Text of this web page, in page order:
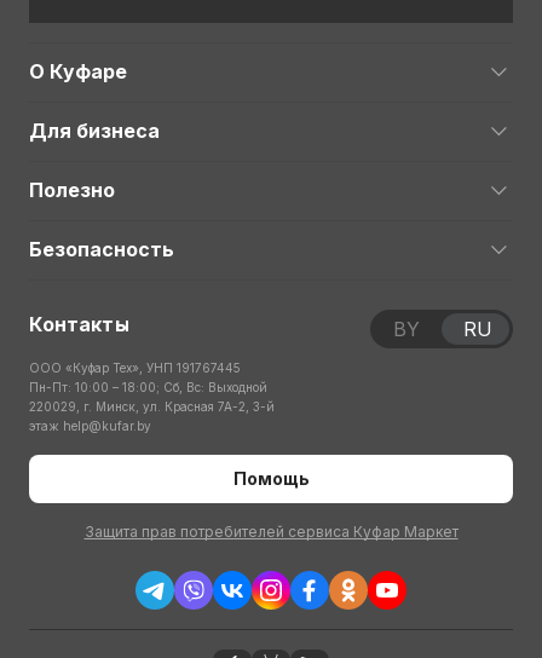
О Куфаре
Для бизнеса
Полезно
Безопасность
Контакты
ООО «Куфар Тех», УНП 191767445
Пн-Пт: 10:00 – 18:00; Сб, Вс: Выходной
220029, г. Минск, ул. Красная 7А-2, 3-й
этаж help@kufar.by
Помощь
Защита прав потребителей сервиса Куфар Маркет
BY RU